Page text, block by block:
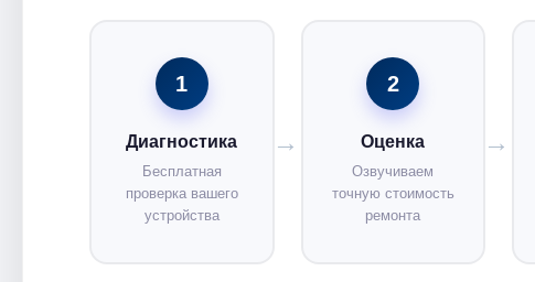
1
Диагностика
Бесплатная
проверка вашего
устройства
2
Оценка
Озвучиваем
точную стоимость
ремонта